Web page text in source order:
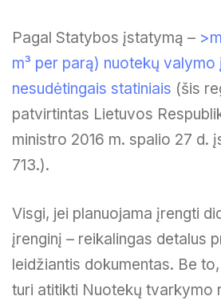
Pagal Statybos įstatymą –
m³ per parą) nuotekų valymo
nesudėtingais statiniais (šis
patvirtintas Lietuvos
ministro 2016 m. spalio 27 d.
713.).
Visgi, jei planuojama įrengti
įrenginį – reikalingas detalus
leidžiantis dokumentas. Be
turi atitikti Nuotekų tvarkymo